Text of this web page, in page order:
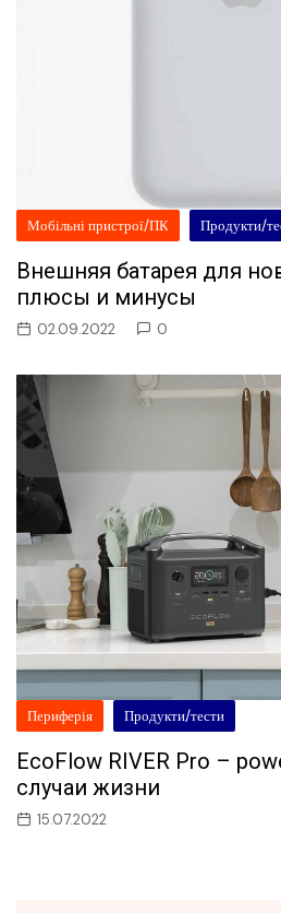
Мобільні пристрої/ПК Продукти/
Внешняя батарея для
плюсы и минусы
02.09.2022 0
Периферія Продукти/тести
EcoFlow RIVER Pro –
случаи жизни
15.07.2022